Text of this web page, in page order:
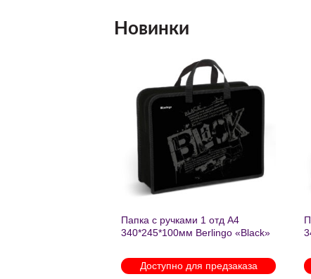
Новинки
Добавить
в список
желаний
Папка с ручками 1 отд А4
340*245*100мм Berlingo «Black»
Доступно для предзаказа